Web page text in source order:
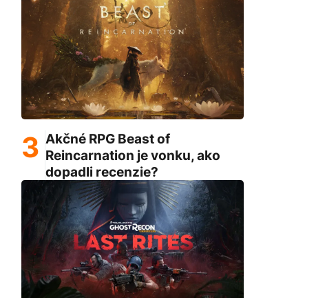
Akčné RPG Beast of
Reincarnation je vonku, ako
dopadli recenzie?